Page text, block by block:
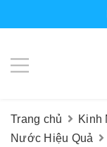
Trang chủ
Kinh
Nước Hiệu Quả